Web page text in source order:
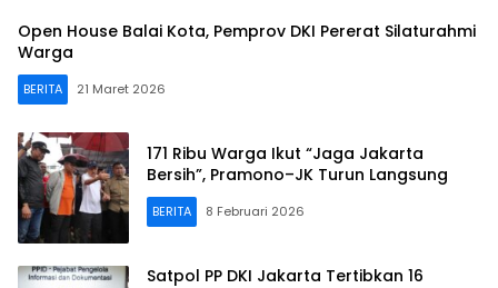
Open House Balai Kota, Pemprov DKI Pererat Silaturahmi
Warga
BERITA 21 Maret 2026
171 Ribu Warga Ikut “Jaga Jakarta
Bersih”, Pramono–JK Turun Langsung
BERITA 8 Februari 2026
Satpol PP DKI Jakarta Tertibkan 16